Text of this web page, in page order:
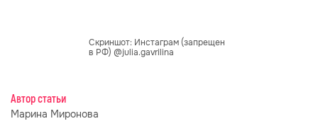
Скриншот: Инстаграм (запрещен
в РФ) @julia.gavrilina
Автор статьи
Марина Миронова